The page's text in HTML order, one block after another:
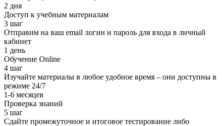
2 дня
Доступ к учебным материалам
3 шаг
Отправим на ваш email логин и пароль для входа в личный
кабинет
1 день
Обучение Online
4 шаг
Изучайте материалы в любое удобное время – они доступны в
режиме 24/7
1-6 месяцев
Проверка знаний
5 шаг
Сдайте промежуточное и итоговое тестирование либо